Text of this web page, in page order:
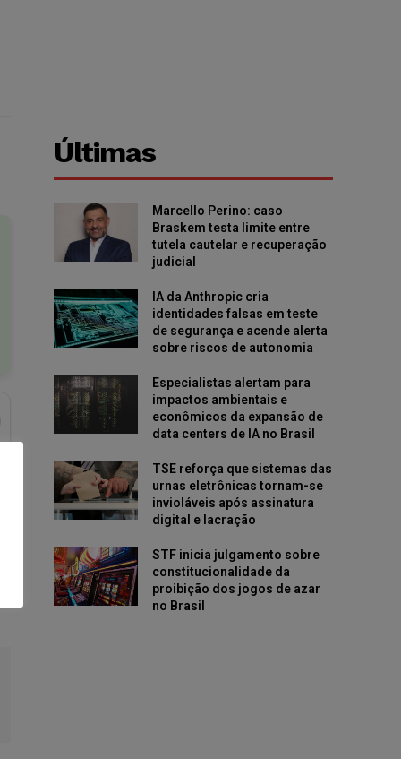
Últimas
Marcello Perino: caso
Braskem testa limite entre
tutela cautelar e recuperação
judicial
IA da Anthropic cria
identidades falsas em teste
de segurança e acende alerta
sobre riscos de autonomia
Especialistas alertam para
impactos ambientais e
econômicos da expansão de
data centers de IA no Brasil
TSE reforça que sistemas das
urnas eletrônicas tornam-se
invioláveis após assinatura
digital e lacração
STF inicia julgamento sobre
constitucionalidade da
proibição dos jogos de azar
no Brasil